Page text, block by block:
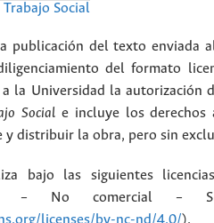
Social
publicación del texto enviada
del formato
la Universidad la autorización
Social e incluye los derechos
y distribuir la obra, pero sin
bajo las siguientes
– No comercial –